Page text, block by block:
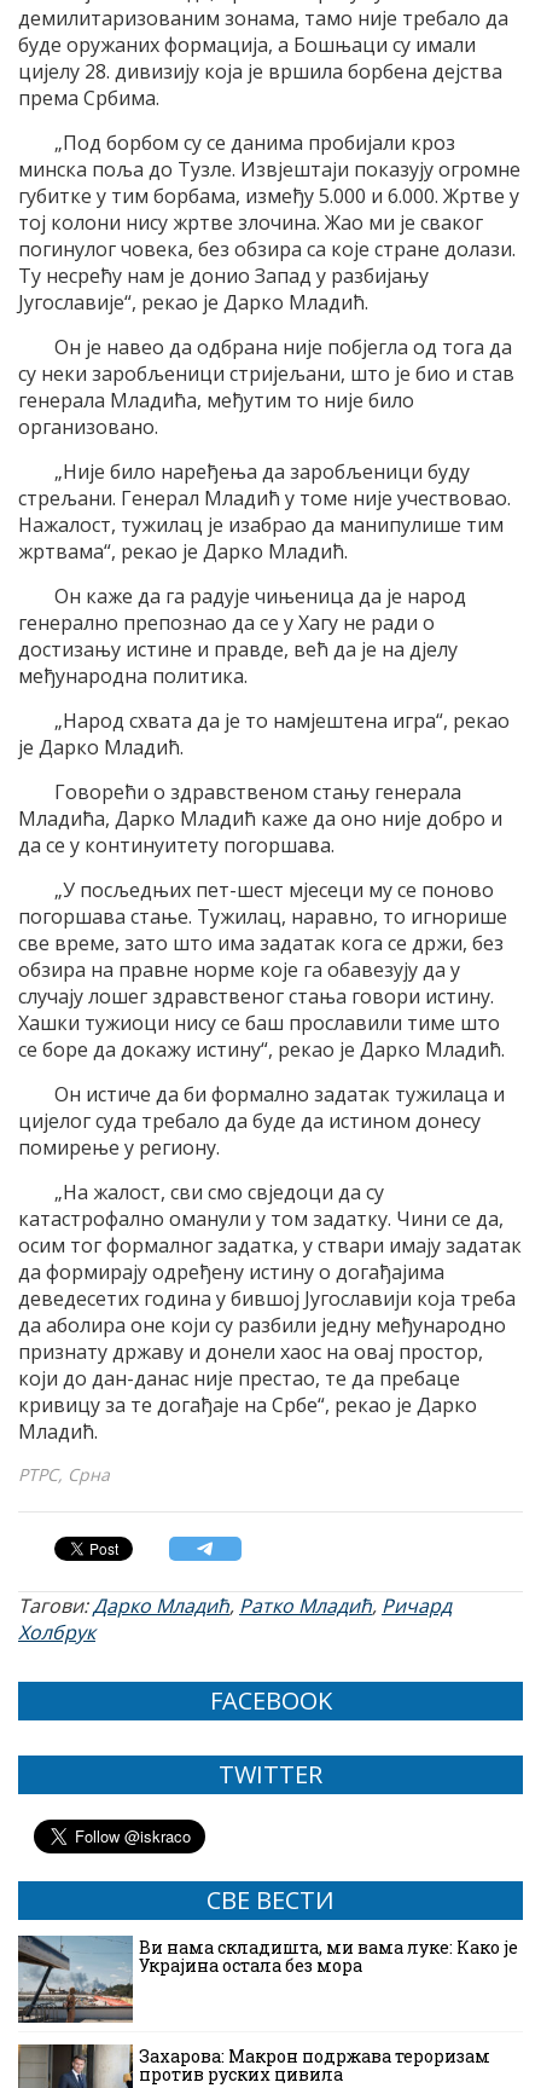
демилитаризованим зонама, тамо није требало да
буде оружаних формација, а Бошњаци су имали
цијелу 28. дивизију која је вршила борбена дејства
према Србима.
„Под борбом су се данима пробијали кроз
минска поља до Тузле. Извјештаји показују огромне
губитке у тим борбама, између 5.000 и 6.000. Жртве у
тој колони нису жртве злочина. Жао ми је сваког
погинулог човека, без обзира са које стране долази.
Ту несрећу нам је донио Запад у разбијању
Југославије“, рекао је Дарко Младић.
Он је навео да одбрана није побјегла од тога да
су неки заробљеници стријељани, што је био и став
генерала Младића, међутим то није било
организовано.
„Није било наређења да заробљеници буду
стрељани. Генерал Младић у томе није учествовао.
Нажалост, тужилац је изабрао да манипулише тим
жртвама“, рекао је Дарко Младић.
Он каже да га радује чињеница да је народ
генерално препознао да се у Хагу не ради о
достизању истине и правде, већ да је на дјелу
међународна политика.
„Народ схвата да је то намјештена игра“, рекао
је Дарко Младић.
Говорећи о здравственом стању генерала
Младића, Дарко Младић каже да оно није добро и
да се у континуитету погоршава.
„У посљедњих пет-шест мјесеци му се поново
погоршава стање. Тужилац, наравно, то игнорише
све време, зато што има задатак кога се држи, без
обзира на правне норме које га обавезују да у
случају лошег здравственог стања говори истину.
Хашки тужиоци нису се баш прославили тиме што
се боре да докажу истину“, рекао је Дарко Младић.
Он истиче да би формално задатак тужилаца и
цијелог суда требало да буде да истином донесу
помирење у региону.
„На жалост, сви смо свједоци да су
катастрофално оманули у том задатку. Чини се да,
осим тог формалног задатка, у ствари имају задатак
да формирају одређену истину о догађајима
деведесетих година у бившој Југославији која треба
да аболира оне који су разбили једну међународно
признату државу и донели хаос на овај простор,
који до дан-данас није престао, те да пребаце
кривицу за те догађаје на Србе“, рекао је Дарко
Младић.
РТРС, Срна
Тагови:Дарко Младић, Ратко Младић, Ричард
Холбрук
FACEBOOK
TWITTER
СВЕ ВЕСТИ
Ви нама складишта, ми вама луке: Како је
Украјина остала без мора
Захарова: Макрон подржава тероризам
против руских цивила